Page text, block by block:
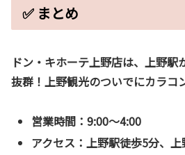
✅ まとめ
ドン・キホーテ上野店は、上野駅
抜群！上野観光のついでにカラコ
営業時間 ：9:00〜4:00
アクセス ：上野駅徒歩5分、